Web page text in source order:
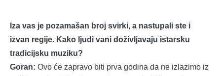
Iza vas je pozamašan broj svirki, a nastupali ste i
izvan regije. Kako ljudi vani doživljavaju istarsku
tradicijsku muziku?
Goran: Ovo će zapravo biti prva godina da ne izlazimo iz